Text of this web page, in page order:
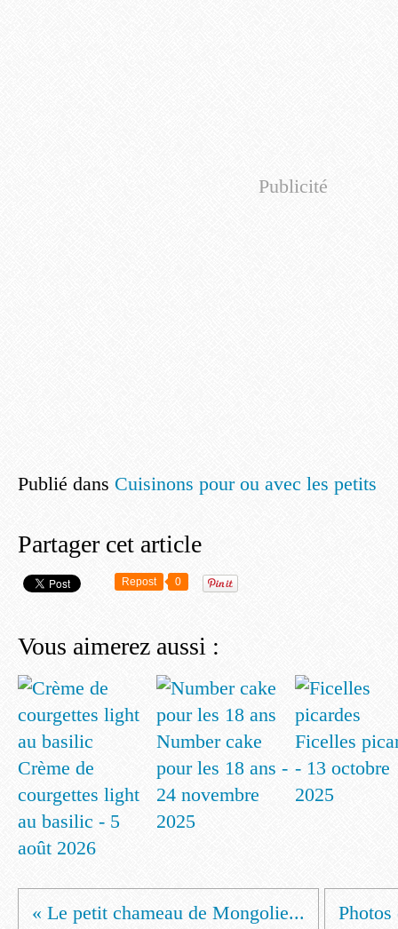
Publicité
Publié dans Cuisinons pour ou avec les petits
Partager cet article
Repost 0
Vous aimerez aussi :
Crème de
courgettes light
au basilic - 5
août 2026
Number cake
pour les 18 ans -
24 novembre
2025
Ficelles
- 13 octobre
2025
« Le petit chameau de Mongolie... Photos